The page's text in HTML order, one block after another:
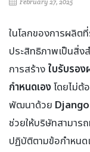
February 27, 2025
ในโลกของการผลิต
ประสิทธิภาพเป็นสิ่ง
การสร้าง ใบรับรอ
กำหนดเองโดยไม่ต้
พัฒนาด้วย Django
ช่วยให้บริษัทสามาร
ปฏิบัติตามข้อกำหน